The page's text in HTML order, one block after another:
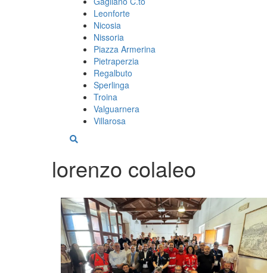
Leonforte
Nicosia
Nissoria
Piazza Armerina
Pietraperzia
Regalbuto
Sperlinga
Troina
Valguarnera
Villarosa
lorenzo colaleo